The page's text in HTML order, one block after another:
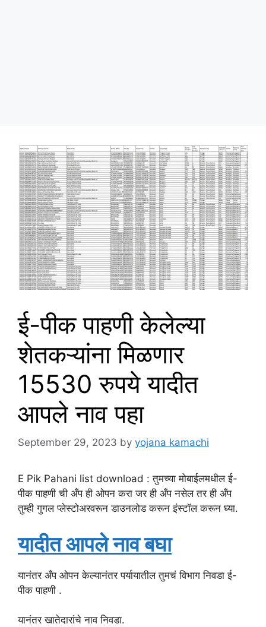
ई-पीक पाहणी केलेल्या
शेतकऱ्यांना मिळणार
15530 रुपये यादीत
आपले नाव पहा
September 29, 2023 by yojana kamachi
E Pik Pahani list download : तुमच्या मोबाईलमधील ई-
पीक पाहणी ची अँप ही ओपन करा जर ही अँप नसेल तर ही अँप
तुम्ही गुगल प्लेस्टोअरवरून डाउनलोड करून इंस्टॉल करून घ्या.
यादीत आपले नाव बघा
यानंतर अँप ओपन केल्यानंतर पर्यायातील तुमचं विभाग निवडा ई-
पीक पाहणी .
यानंतर खातेदारांचे नाव निवडा.